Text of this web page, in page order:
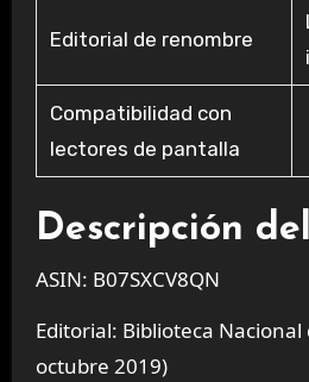
Editorial de renombre
Compatibilidad con
lectores de pantalla
Descripción
ASIN: B07SXCV8QN
Editorial: Biblioteca Nacional
octubre 2019)